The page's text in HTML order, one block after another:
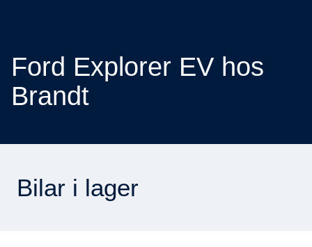
Ford Explorer EV hos
Brandt
Bilar i lager